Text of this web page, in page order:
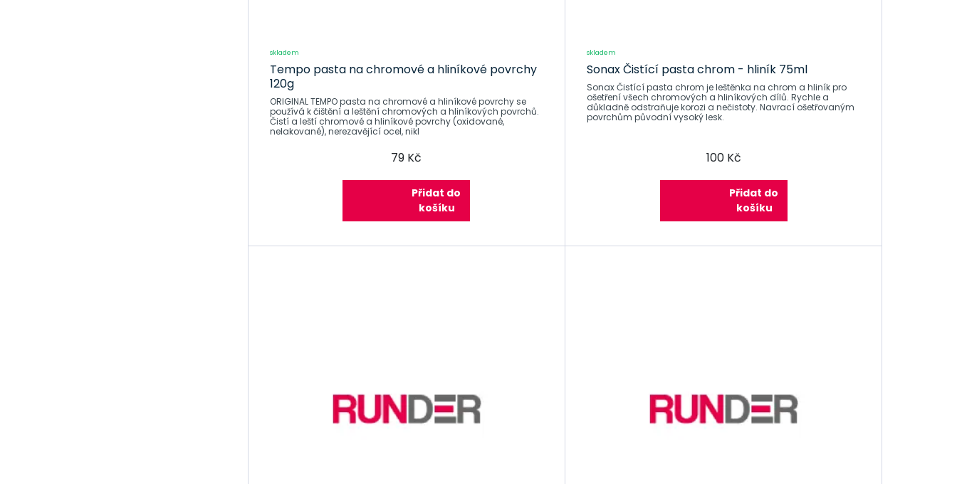
skladem
Tempo pasta na chromové a hliníkové povrchy
120g
ORIGINAL TEMPO pasta na chromové a hliníkové povrchy se
používá k čištění a leštění chromových a hliníkových povrchů.
Čistí a leští chromové a hliníkové povrchy (oxidované,
nelakované), nerezavějící ocel, nikl
79 Kč
Přidat do
košíku
skladem
Sonax Čistící pasta chrom - hliník 75ml
Sonax Čistící pasta chrom je leštěnka na chrom a hliník pro
ošetření všech chromových a hliníkových dílů. Rychle a
důkladně odstraňuje korozi a nečistoty. Navrací ošetřovaným
povrchům původní vysoký lesk.
100 Kč
Přidat do
košíku